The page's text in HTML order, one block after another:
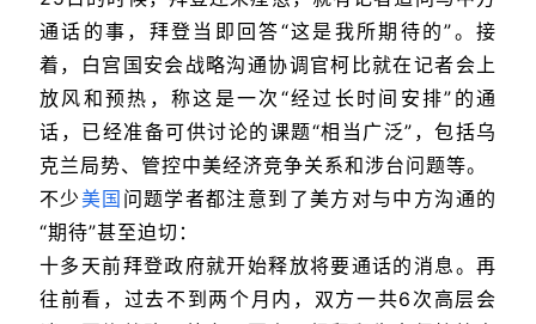
通话的事，拜登当即回答“这是我所期待的”。接
着，白宫国安会战略沟通协调官柯比就在记者会上
放风和预热，称这是一次“经过长时间安排”的通
话，已经准备可供讨论的课题“相当广泛”，包括乌
克兰局势、管控中美经济竞争关系和涉台问题等。
不少美国 问题学者都注意到了美方对与中方沟通的
“期待”甚至迫切：
十多天前拜登政府就开始释放将要通话的消息。再
往前看，过去不到两个月内，双方一共6次高层会